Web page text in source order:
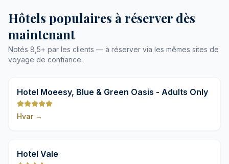
Hôtels populaires à réserver dès
maintenant
Notés 8,5+ par les clients — à réserver via les mêmes sites de
voyage de confiance.
9,8
Hotel Moeesy, Blue & Green Oasis - Adults Only
Hvar→
Hotel Vale